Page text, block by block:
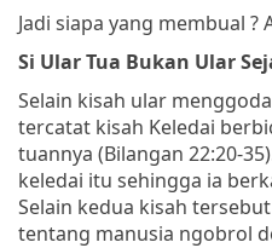
Jadi siapa yang membual ?
Si Ular Tua Bukan Ular
Selain kisah ular
tercatat kisah Keledai
tuannya (Bilangan 22:20-
keledai itu sehingga ia
Selain kedua kisah
tentang manusia ngobrol